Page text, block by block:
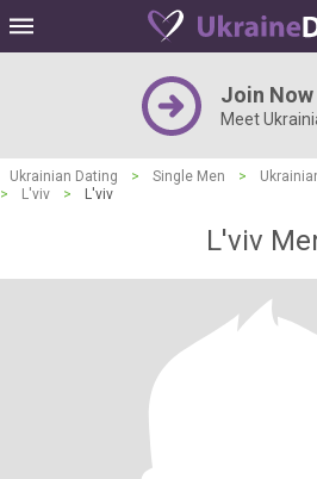
Join Now
Meet
Ukrainian Dating > Single Men >
>
L'viv > L'viv
L'viv